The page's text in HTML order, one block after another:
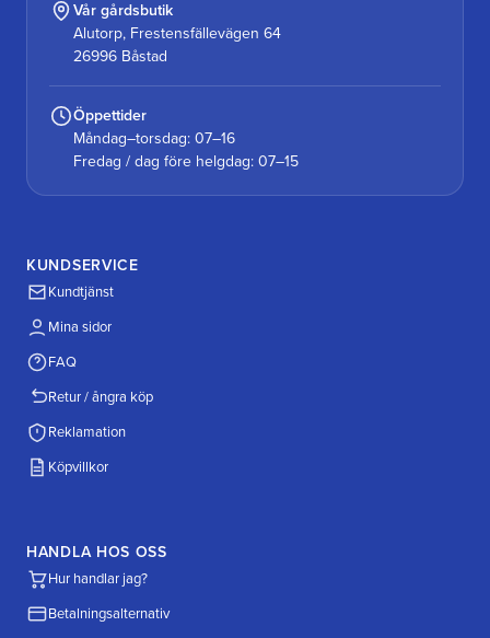
Vår gårdsbutik
Alutorp, Frestensfällevägen 64
26996 Båstad
Öppettider
Måndag–torsdag: 07–16
Fredag / dag före helgdag: 07–15
KUNDSERVICE
Kundtjänst
Mina sidor
FAQ
Retur / ångra köp
Reklamation
Köpvillkor
HANDLA HOS OSS
Hur handlar jag?
Betalningsalternativ